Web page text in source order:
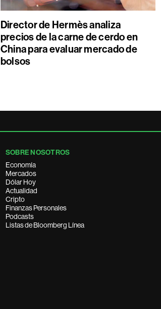
Director de Hermès analiza
precios de la carne de cerdo en
China para evaluar mercado de
bolsos
SOBRE NOSOTROS
Economía
Mercados
Dólar Hoy
Actualidad
Cripto
Finanzas Personales
Podcasts
Listas de Bloomberg Línea